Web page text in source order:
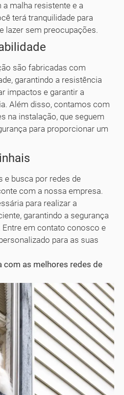
a malha resistente e a
terá tranquilidade para
lazer sem preocupações.
são fabricadas com
garantindo a resistência
impactos e garantir a
Além disso, contamos com
na instalação, que seguem
para proporcionar um
e busca por redes de
com a nossa empresa.
para realizar a
garantindo a segurança
em contato conosco e
para as suas
com as melhores redes de